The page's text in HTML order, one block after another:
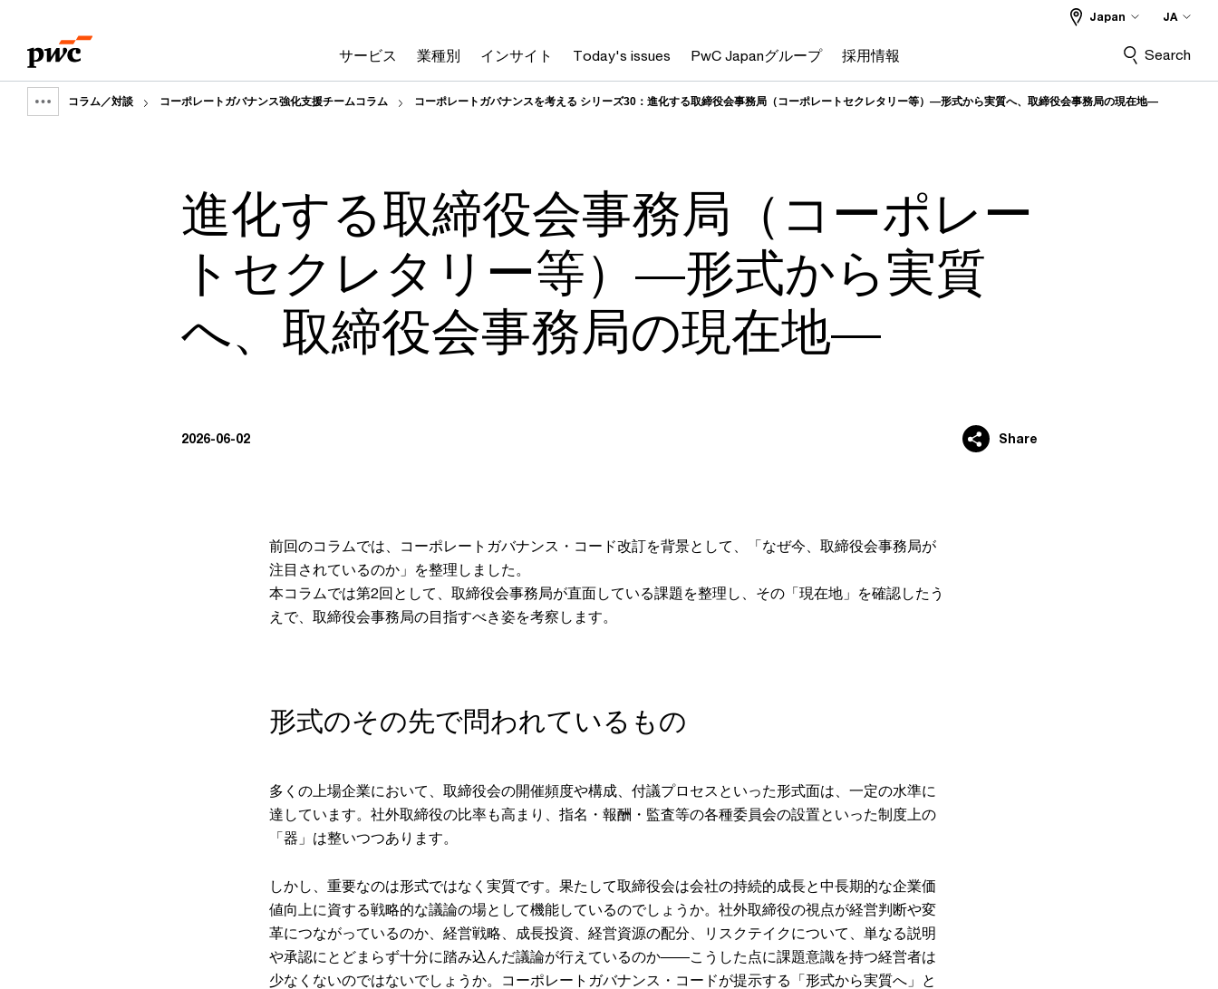
content
footer
サービス 業種別 インサイト Today's issues PwC Japanグループ 採用情報
Japan JA
Search
Show
コラム／対談 コーポレートガバナンス強化支援チームコラム コーポレートガバナンスを考える シリーズ30：進化する取締役会事務局（コーポレートセクレタリー等）―形式から実質へ、取締役会事務局の現在地―
進化する取締役会事務局（コーポレー
トセクレタリー等）―形式から実質
へ、取締役会事務局の現在地―
2026-06-02 Share
前回のコラムでは、コーポレートガバナンス・コード改訂を背景として、「なぜ今、取締役会事務局が
注目されているのか」を整理しました。
本コラムでは第2回として、取締役会事務局が直面している課題を整理し、その「現在地」を確認したう
えで、取締役会事務局の目指すべき姿を考察します。
形式のその先で問われているもの
多くの上場企業において、取締役会の開催頻度や構成、付議プロセスといった形式面は、一定の水準に
達しています。社外取締役の比率も高まり、指名・報酬・監査等の各種委員会の設置といった制度上の
「器」は整いつつあります。
しかし、重要なのは形式ではなく実質です。果たして取締役会は会社の持続的成長と中長期的な企業価
値向上に資する戦略的な議論の場として機能しているのでしょうか。社外取締役の視点が経営判断や変
革につながっているのか、経営戦略、成長投資、経営資源の配分、リスクテイクについて、単なる説明
や承認にとどまらず十分に踏み込んだ議論が行えているのか――こうした点に課題意識を持つ経営者は
少なくないのではないでしょうか。コーポレートガバナンス・コードが提示する「形式から実質へ」と